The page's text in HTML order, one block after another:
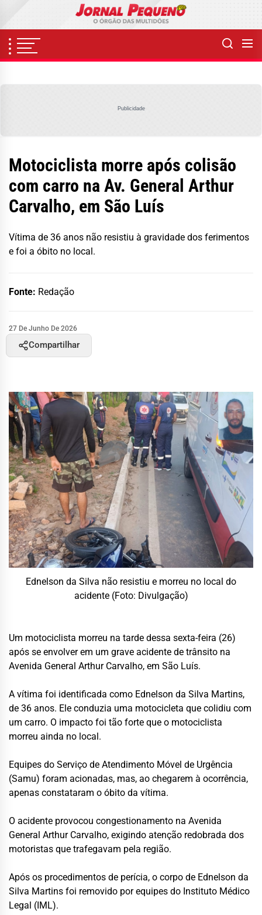
content
Publicidade
Motociclista morre após colisão
com carro na Av. General Arthur
Carvalho, em São Luís
Vítima de 36 anos não resistiu à gravidade dos ferimentos
e foi a óbito no local.
Fonte: Redação
27 De Junho De 2026
Compartilhar
Ednelson da Silva não resistiu e morreu no local do
acidente (Foto: Divulgação)
Um motociclista morreu na tarde dessa sexta-feira (26)
após se envolver em um grave acidente de trânsito na
Avenida General Arthur Carvalho, em São Luís.
A vítima foi identificada como Ednelson da Silva Martins,
de 36 anos. Ele conduzia uma motocicleta que colidiu com
um carro. O impacto foi tão forte que o motociclista
morreu ainda no local.
Equipes do Serviço de Atendimento Móvel de Urgência
(Samu) foram acionadas, mas, ao chegarem à ocorrência,
apenas constataram o óbito da vítima.
O acidente provocou congestionamento na Avenida
General Arthur Carvalho, exigindo atenção redobrada dos
motoristas que trafegavam pela região.
Após os procedimentos de perícia, o corpo de Ednelson da
Silva Martins foi removido por equipes do Instituto Médico
Legal (IML).